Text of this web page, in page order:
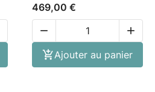
469,00 €


Ajouter au panier